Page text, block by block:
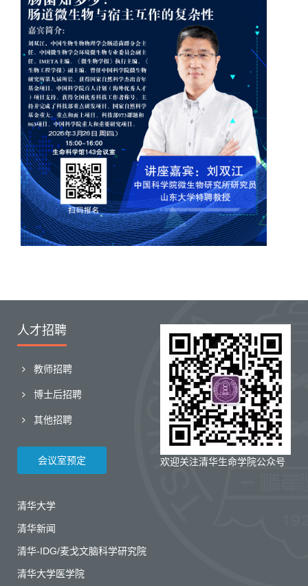
欢迎关注清华生命学院公众号
人才招聘
教师招聘
博士后招聘
其他招聘
会议室预定
清华大学
清华新闻
清华-IDG/麦戈文脑科学研究院
清华大学医学院